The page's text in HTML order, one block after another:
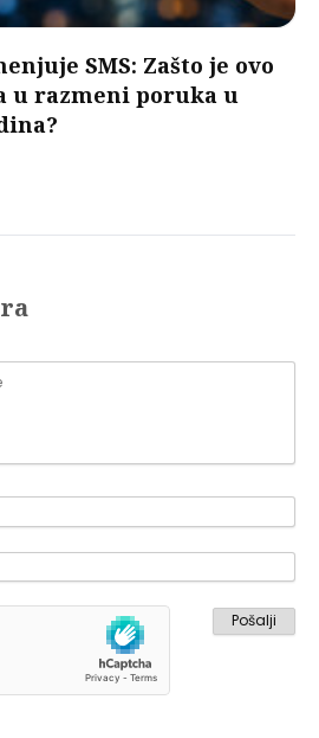
SMS: Zašto je ovo
u razmeni poruka u